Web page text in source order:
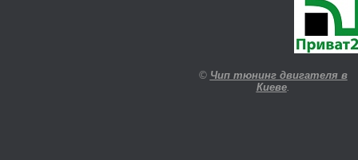
© Чип тюнинг двигателя в
Киеве.